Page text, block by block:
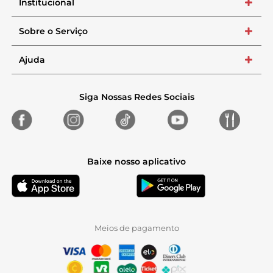
Institucional +
Sobre o Serviço +
Ajuda +
Siga Nossas Redes Sociais
Baixe nosso aplicativo
Meios de pagamento